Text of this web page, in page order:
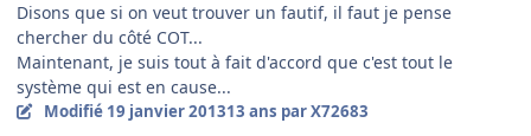
Disons que si on veut trouver un fautif, il faut je pense
chercher du côté COT...
Maintenant, je suis tout à fait d'accord que c'est tout le
système qui est en cause...
Modifié 19 janvier 201313 ans par X72683